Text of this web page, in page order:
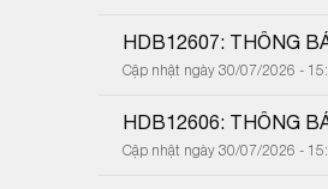
HDB12607: THÔNG
Cập nhật ngày 30/07/2026 -
HDB12606: THÔNG
Cập nhật ngày 30/07/2026 -